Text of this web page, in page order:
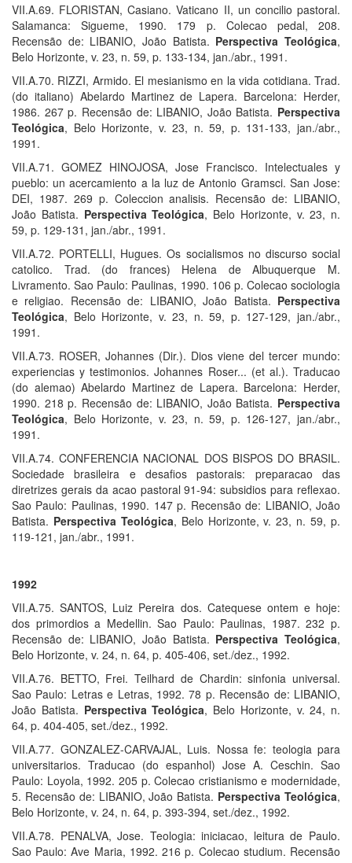
VII.A.69. FLORISTAN, Casiano. Vaticano II, un concilio pastoral.
Salamanca: Sigueme, 1990. 179 p. Colecao pedal, 208.
Recensão de: LIBANIO, João Batista. Perspectiva Teológica,
Belo Horizonte, v. 23, n. 59, p. 133-134, jan./abr., 1991.
VII.A.70. RIZZI, Armido. El mesianismo en la vida cotidiana. Trad.
(do italiano) Abelardo Martinez de Lapera. Barcelona: Herder,
1986. 267 p. Recensão de: LIBANIO, João Batista. Perspectiva
Teológica, Belo Horizonte, v. 23, n. 59, p. 131-133, jan./abr.,
1991.
VII.A.71. GOMEZ HINOJOSA, Jose Francisco. Intelectuales y
pueblo: un acercamiento a la luz de Antonio Gramsci. San Jose:
DEI, 1987. 269 p. Coleccion analisis. Recensão de: LIBANIO,
João Batista. Perspectiva Teológica, Belo Horizonte, v. 23, n.
59, p. 129-131, jan./abr., 1991.
VII.A.72. PORTELLI, Hugues. Os socialismos no discurso social
catolico. Trad. (do frances) Helena de Albuquerque M.
Livramento. Sao Paulo: Paulinas, 1990. 106 p. Colecao sociologia
e religiao. Recensão de: LIBANIO, João Batista. Perspectiva
Teológica, Belo Horizonte, v. 23, n. 59, p. 127-129, jan./abr.,
1991.
VII.A.73. ROSER, Johannes (Dir.). Dios viene del tercer mundo:
experiencias y testimonios. Johannes Roser... (et al.). Traducao
(do alemao) Abelardo Martinez de Lapera. Barcelona: Herder,
1990. 218 p. Recensão de: LIBANIO, João Batista. Perspectiva
Teológica, Belo Horizonte, v. 23, n. 59, p. 126-127, jan./abr.,
1991.
VII.A.74. CONFERENCIA NACIONAL DOS BISPOS DO BRASIL.
Sociedade brasileira e desafios pastorais: preparacao das
diretrizes gerais da acao pastoral 91-94: subsidios para reflexao.
Sao Paulo: Paulinas, 1990. 147 p. Recensão de: LIBANIO, João
Batista. Perspectiva Teológica, Belo Horizonte, v. 23, n. 59, p.
119-121, jan./abr., 1991.
1992
VII.A.75. SANTOS, Luiz Pereira dos. Catequese ontem e hoje:
dos primordios a Medellin. Sao Paulo: Paulinas, 1987. 232 p.
Recensão de: LIBANIO, João Batista. Perspectiva Teológica,
Belo Horizonte, v. 24, n. 64, p. 405-406, set./dez., 1992.
VII.A.76. BETTO, Frei. Teilhard de Chardin: sinfonia universal.
Sao Paulo: Letras e Letras, 1992. 78 p. Recensão de: LIBANIO,
João Batista. Perspectiva Teológica, Belo Horizonte, v. 24, n.
64, p. 404-405, set./dez., 1992.
VII.A.77. GONZALEZ-CARVAJAL, Luis. Nossa fe: teologia para
universitarios. Traducao (do espanhol) Jose A. Ceschin. Sao
Paulo: Loyola, 1992. 205 p. Colecao cristianismo e modernidade,
5. Recensão de: LIBANIO, João Batista. Perspectiva Teológica,
Belo Horizonte, v. 24, n. 64, p. 393-394, set./dez., 1992.
VII.A.78. PENALVA, Jose. Teologia: iniciacao, leitura de Paulo.
Sao Paulo: Ave Maria, 1992. 216 p. Colecao studium. Recensão